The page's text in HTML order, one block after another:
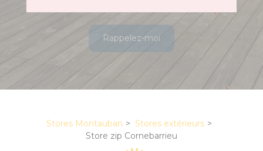
Rappelez-moi
Stores Montauban
Stores extérieurs
Store zip Cornebarrieu